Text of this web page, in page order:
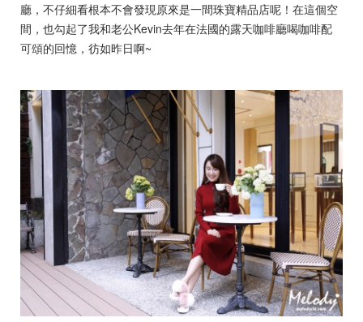
廳，不仔細看根本不會發現原來是一間珠寶精品店呢！在這個空
間，也勾起了我和老公Kevin去年在法國的露天咖啡廳喝咖啡配
可頌的回憶，彷如昨日啊~